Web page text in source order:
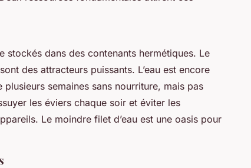
stockés dans des contenants hermétiques. Le
des attracteurs puissants. L’eau est encore
semaines sans nourriture, mais pas
les éviers chaque soir et éviter les
Le moindre filet d’eau est une oasis pour